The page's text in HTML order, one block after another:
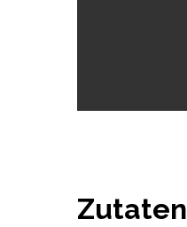
Zutaten